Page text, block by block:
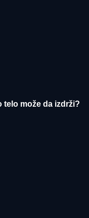
može da izdrži?